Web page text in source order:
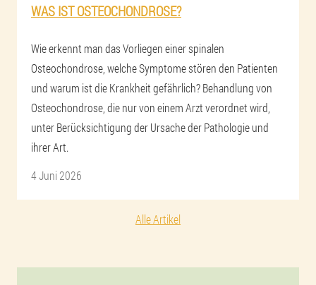
WAS IST OSTEOCHONDROSE?
Wie erkennt man das Vorliegen einer spinalen
Osteochondrose, welche Symptome stören den Patienten
und warum ist die Krankheit gefährlich? Behandlung von
Osteochondrose, die nur von einem Arzt verordnet wird,
unter Berücksichtigung der Ursache der Pathologie und
ihrer Art.
4 Juni 2026
Alle Artikel